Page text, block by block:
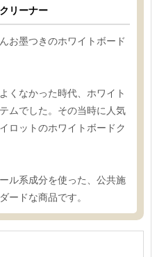
リーナー
お墨つきのホワイトボード
くなかった時代、ホワイト
ムでした。その当時に人気
ロットのホワイトボードク
ル系成分を使った、公共施
ードな商品です。